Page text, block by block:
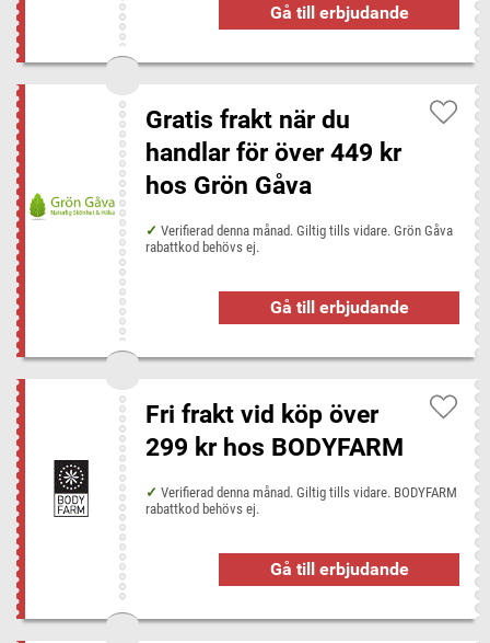
Gå till erbjudande
Gratis frakt när du
handlar för över 449 kr
hos Grön Gåva
Verifierad denna månad. Giltig tills vidare. Grön Gåva
rabattkod behövs ej.
Gå till erbjudande
Fri frakt vid köp över
299 kr hos BODYFARM
Verifierad denna månad. Giltig tills vidare. BODYFARM
rabattkod behövs ej.
Gå till erbjudande